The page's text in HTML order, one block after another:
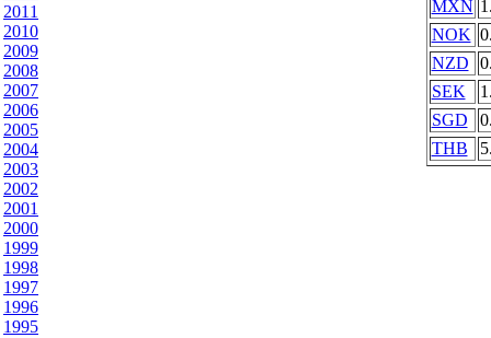
2011
2010
2009
2008
2007
2006
2005
2004
2003
2002
2001
2000
1999
1998
1997
1996
1995
MXN
NOK
NZD
SEK
SGD
THB